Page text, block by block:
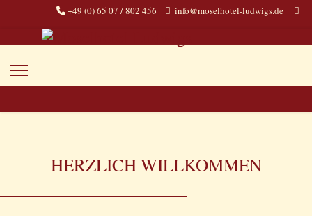
+49 (0) 65 07 / 802 456 info@moselhotel-ludwigs.de
HERZLICH WILLKOMMEN